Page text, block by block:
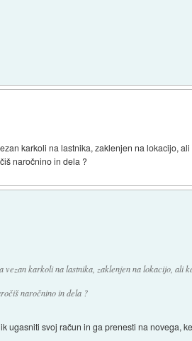
karkoli na lastnika, zaklenjen na lokacijo,
naročnino in dela ?
vezan karkoli na lastnika, zaklenjen na lokacijo, ali
naročnino in dela ?
ugasniti svoj račun in ga prenesti na novega,